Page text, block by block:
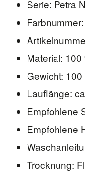
Serie: Petra
Material:
Gewicht: 100
Lauflänge:
Empfohlene
Empfohlene
Trocknung: